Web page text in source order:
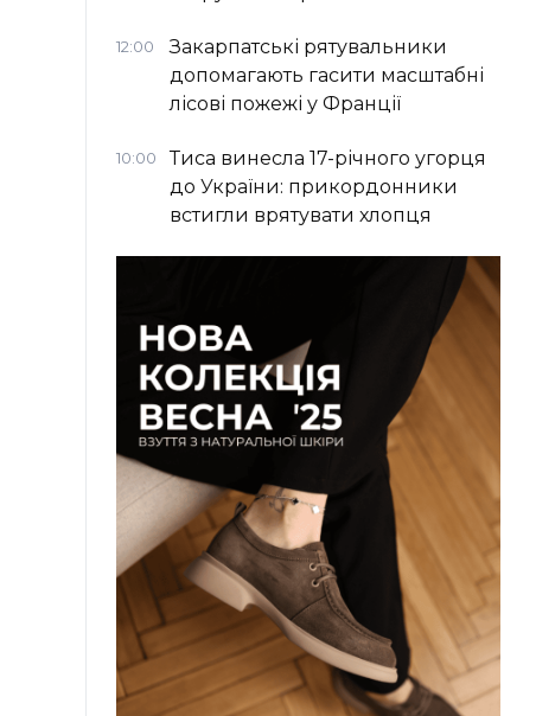
12:00
Закарпатські рятувальники
допомагають гасити масштабні
лісові пожежі у Франції
10:00
Тиса винесла 17-річного угорця
до України: прикордонники
встигли врятувати хлопця